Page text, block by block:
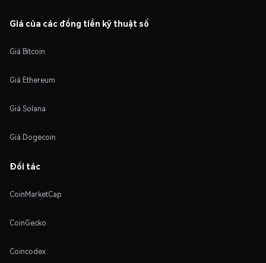
Giá của các đồng tiền kỹ thuật số
Giá Bitcoin
Giá Ethereum
Giá Solana
Giá Dogecoin
Đối tác
CoinMarketCap
CoinGecko
Coincodex